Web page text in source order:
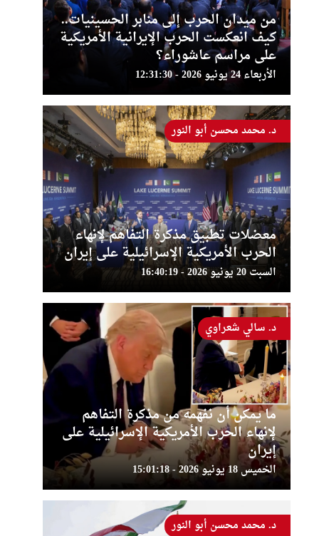
من ميدان الحرب إلى منابر الحسينيات..
كيف انعكست الحرب الإيرانية الأمريكية
على مراسم عاشوراء؟
الأربعاء 24 يونيو 2026 - 12:31:30
معضلات تطبيق مذكرة التفاهم لإنهاء
الحرب الأمريكية الإسرائيلية على إيران
السبت 20 يونيو 2026 - 16:40:19
د. محمد محسن أبو النور
ما يمكن أن نفهمه من مذكرة التفاهم
لإنهاء الحرب الأمريكية الإسرائيلية على
إيران
الخميس 18 يونيو 2026 - 15:01:18
د. سالي شعراوي
د. محمد محسن أبو النور